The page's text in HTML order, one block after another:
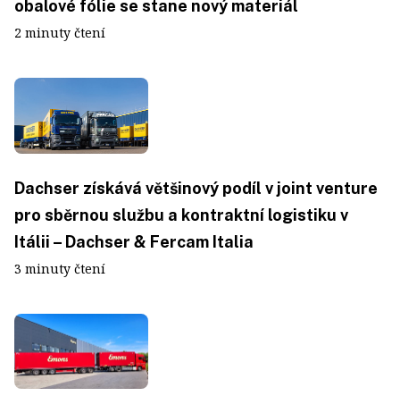
obalové fólie se stane nový materiál
2 minuty čtení
Dachser získává většinový podíl v joint venture
pro sběrnou službu a kontraktní logistiku v
Itálii – Dachser & Fercam Italia
3 minuty čtení